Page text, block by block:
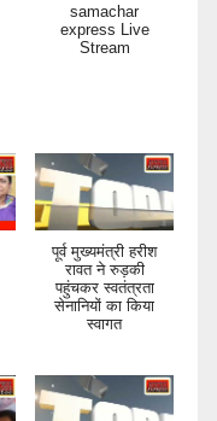
samachar
express Live
Stream
पूर्व मुख्यमंत्री हरीश
रावत ने रुड़की
पहुंचकर स्वतंत्रता
सेनानियों का किया
स्वागत